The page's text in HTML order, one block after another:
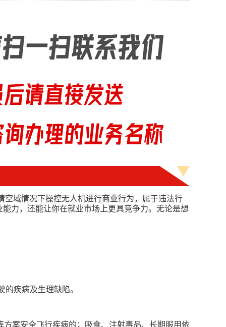
域情况下操控无人机进行商业行为，属于违法行
力，还能让你在就业市场上更具竞争力。无论是想
疾病及生理缺陷。
案安全飞行疾病的；吸食、注射毒品、长期服用依